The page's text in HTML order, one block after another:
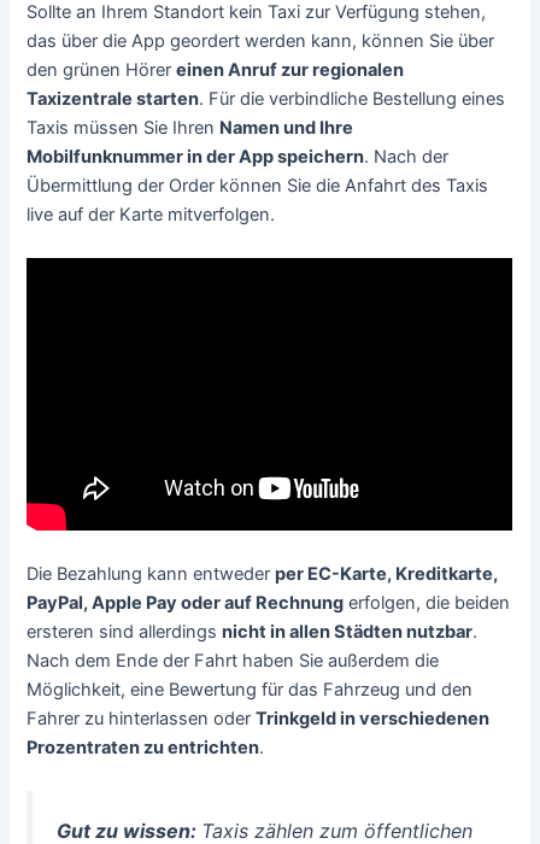
Sollte an Ihrem Standort kein Taxi zur Verfügung stehen,
das über die App geordert werden kann, können Sie über
den grünen Hörereinen Anruf zur regionalen
Taxizentrale starten. Für die verbindliche Bestellung eines
Taxis müssen Sie Ihren Namen und Ihre
Mobilfunknummer in der App speichern. Nach der
Übermittlung der Order können Sie die Anfahrt des Taxis
live auf der Karte mitverfolgen.
Die Bezahlung kann entwederper EC-Karte, Kreditkarte,
PayPal, Apple Pay oder auf Rechnung erfolgen, die beiden
ersteren sind allerdingsnicht in allen Städten nutzbar.
Nach dem Ende der Fahrt haben Sie außerdem die
Möglichkeit, eine Bewertung für das Fahrzeug und den
Fahrer zu hinterlassen oderTrinkgeld in verschiedenen
Prozentraten zu entrichten.
Gut zu wissen: Taxis zählen zum öffentlichen